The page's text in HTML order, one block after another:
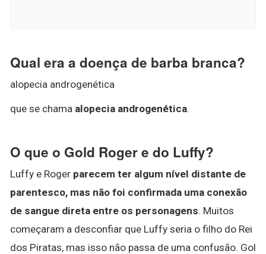
Qual era a doença de barba branca?
alopecia androgenética
que se chama alopecia androgenética.
O que o Gold Roger e do Luffy?
Luffy e Roger parecem ter algum nível distante de
parentesco, mas não foi confirmada uma conexão
de sangue direta entre os personagens. Muitos
começaram a desconfiar que Luffy seria o filho do Rei
dos Piratas, mas isso não passa de uma confusão. Gol